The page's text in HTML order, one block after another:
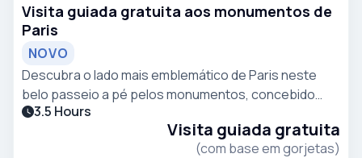
Visita guiada gratuita aos monumentos de
Paris
NOVO
Descubra o lado mais emblemático de Paris neste
belo passeio a pé pelos monumentos, concebido
para viajantes que desejam desfrutar da elegância,
da história e das vistas inesquecíveis da capital
3.5 Hours
Visita guiada gratuita
(com base em gorjetas)